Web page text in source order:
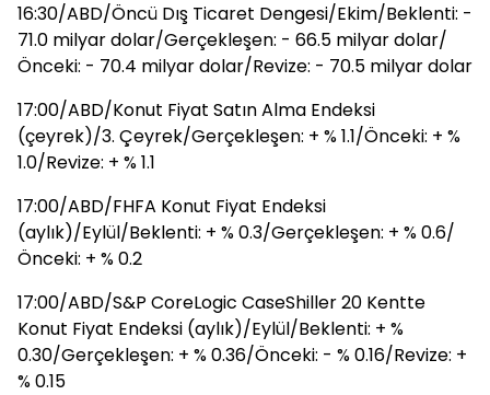
16:30/ABD/Öncü Dış Ticaret Dengesi/Ekim/Beklenti: -
71.0 milyar dolar/Gerçekleşen: - 66.5 milyar dolar/
Önceki: - 70.4 milyar dolar/Revize: - 70.5 milyar dolar
17:00/ABD/Konut Fiyat Satın Alma Endeksi
(çeyrek)/3. Çeyrek/Gerçekleşen: + % 1.1/Önceki: + %
1.0/Revize: + % 1.1
17:00/ABD/FHFA Konut Fiyat Endeksi
(aylık)/Eylül/Beklenti: + % 0.3/Gerçekleşen: + % 0.6/
Önceki: + % 0.2
17:00/ABD/S&P CoreLogic CaseShiller 20 Kentte
Konut Fiyat Endeksi (aylık)/Eylül/Beklenti: + %
0.30/Gerçekleşen: + % 0.36/Önceki: - % 0.16/Revize: +
% 0.15